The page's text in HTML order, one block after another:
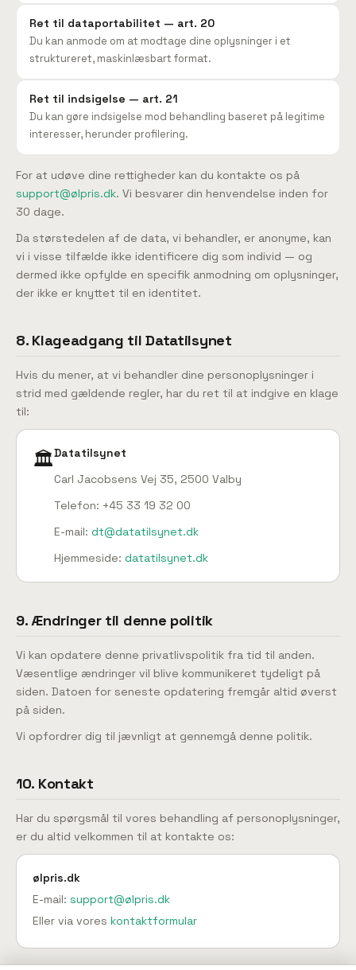
Ret til dataportabilitet — art. 20
Du kan anmode om at modtage dine oplysninger i et
struktureret, maskinlæsbart format.
Ret til indsigelse — art. 21
Du kan gøre indsigelse mod behandling baseret på legitime
interesser, herunder profilering.
For at udøve dine rettigheder kan du kontakte os på
support@ølpris.dk. Vi besvarer din henvendelse inden for
30 dage.
Da størstedelen af de data, vi behandler, er anonyme, kan
vi i visse tilfælde ikke identificere dig som individ — og
dermed ikke opfylde en specifik anmodning om oplysninger,
der ikke er knyttet til en identitet.
8. Klageadgang til Datatilsynet
Hvis du mener, at vi behandler dine personoplysninger i
strid med gældende regler, har du ret til at indgive en klage
til:
🏛️Datatilsynet
Carl Jacobsens Vej 35, 2500 Valby
Telefon: +45 33 19 32 00
E-mail: dt@datatilsynet.dk
Hjemmeside: datatilsynet.dk
9. Ændringer til denne politik
Vi kan opdatere denne privatlivspolitik fra tid til anden.
Væsentlige ændringer vil blive kommunikeret tydeligt på
siden. Datoen for seneste opdatering fremgår altid øverst
på siden.
Vi opfordrer dig til jævnligt at gennemgå denne politik.
10. Kontakt
Har du spørgsmål til vores behandling af personoplysninger,
er du altid velkommen til at kontakte os:
ølpris.dk
E-mail: support@ølpris.dk
Eller via vores kontaktformular